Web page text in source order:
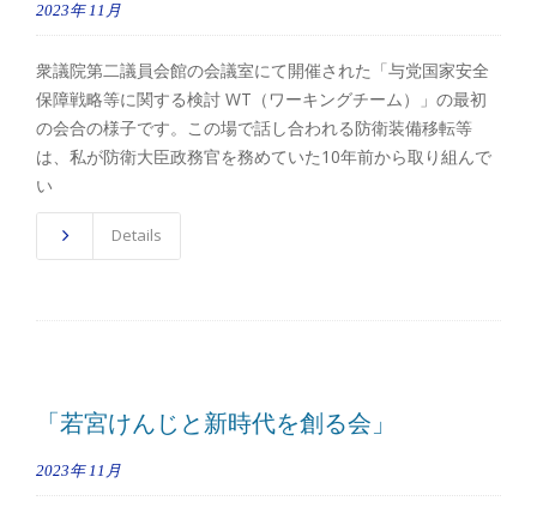
2023年 11月
衆議院第二議員会館の会議室にて開催された「与党国家安全
保障戦略等に関する検討 WT（ワーキングチーム）」の最初
の会合の様子です。この場で話し合われる防衛装備移転等
は、私が防衛大臣政務官を務めていた10年前から取り組んで
い
Details
「若宮けんじと新時代を創る会」
2023年 11月